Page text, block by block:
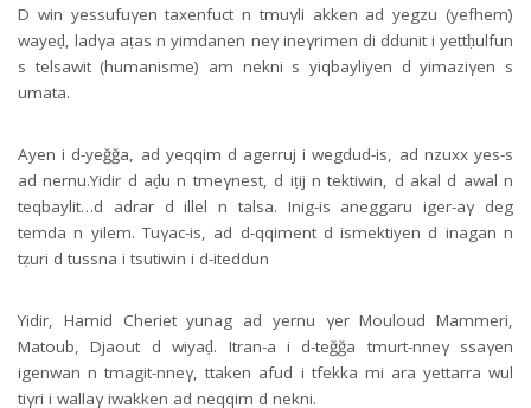
D win yessufuγen taxenfuct n tmuγli akken ad yegzu (yefhem)
wayeḍ, ladγa aṭas n yimdanen neγ ineγrimen di ddunit i yettḥulfun
s telsawit (humanisme) am nekni s yiqbayliyen d yimaziγen s
umata.
Ayen i d-yeğğa, ad yeqqim d agerruj i wegdud-is, ad nzuxx yes-s
ad nernu.Yidir d aḍu n tmeγnest, d iṭij n tektiwin, d akal d awal n
teqbaylit…d adrar d illel n talsa. Inig-is aneggaru iger-aγ deg
temda n yilem. Tuγac-is, ad d-qqiment d ismektiyen d inagan n
tẓuri d tussna i tsutiwin i d-iteddun
Yidir, Hamid Cheriet yunag ad yernu γer Mouloud Mammeri,
Matoub, Djaout d wiyaḍ. Itran-a i d-teğğa tmurt-nneγ ssaγen
igenwan n tmagit-nneγ, ttaken afud i tfekka mi ara yettarra wul
tiγri i wallaγ iwakken ad neqqim d nekni.